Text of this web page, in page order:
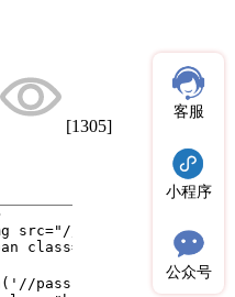
[1305]
客服
小程序
公众号